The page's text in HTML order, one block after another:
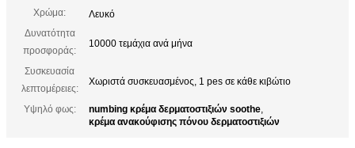
Χρώμα:
Λευκό
Δυνατότητα
προσφοράς:
10000 τεμάχια ανά μήνα
Συσκευασία
λεπτομέρειες:
Χωριστά συσκευασμένος, 1 pes σε κάθε κιβώτιο
Υψηλό φως: numbing κρέμα δερματοστιξιών soothe,
κρέμα ανακούφισης πόνου δερματοστιξιών